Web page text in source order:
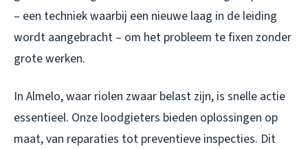
– een techniek waarbij een nieuwe laag in de leiding
wordt aangebracht – om het probleem te fixen zonder
grote werken.
In Almelo, waar riolen zwaar belast zijn, is snelle actie
essentieel. Onze loodgieters bieden oplossingen op
maat, van reparaties tot preventieve inspecties. Dit